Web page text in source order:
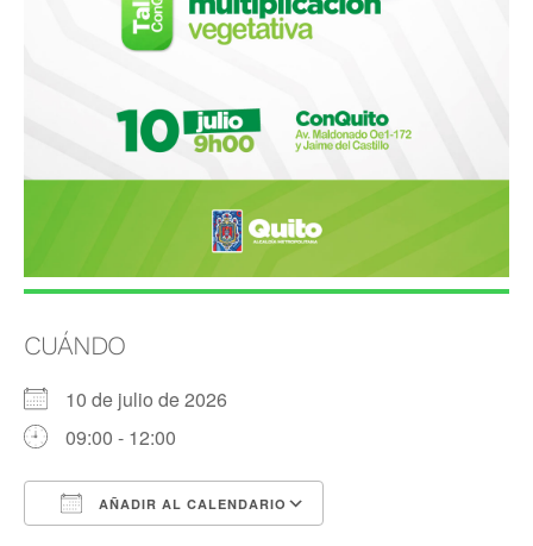
CUÁNDO
10 de julio de 2026
09:00 - 12:00
AÑADIR AL CALENDARIO